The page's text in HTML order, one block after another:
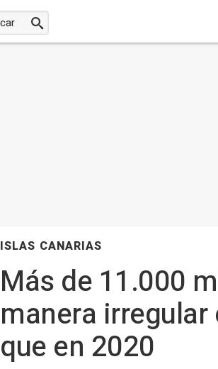
ISLAS CANARIAS
Más de 11.000
manera irregular
que en 2020